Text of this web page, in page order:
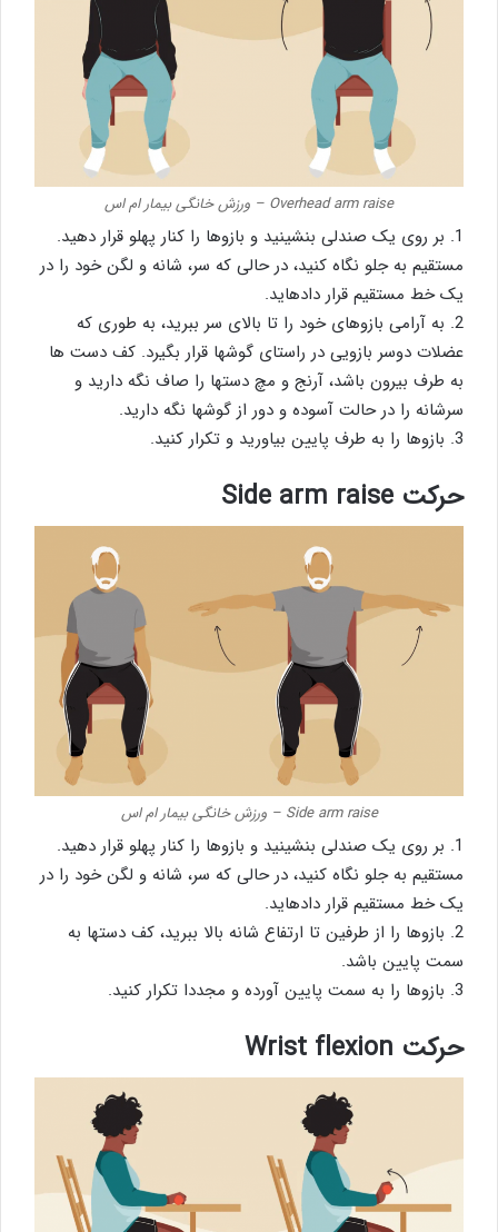
Overhead arm raise – ورزش خانگی بیمار ام اس
1. بر روی یک صندلی بنشینید و بازوها را کنار پهلو قرار دهید.
مستقیم به جلو نگاه کنید، در حالی که سر، شانه و لگن خود را در
یک خط مستقیم قرار دادهاید.
2. به آرامی بازوهای خود را تا بالای سر ببرید، به طوری که
عضلات دوسر بازویی در راستای گوشها قرار بگیرد. کف دست ها
به طرف بیرون باشد، آرنج و مچ دستها را صاف نگه دارید و
سرشانه را در حالت آسوده و دور از گوشها نگه دارید.
3. بازوها را به طرف پایین بیاورید و تکرار کنید.
حرکت Side arm raise
Side arm raise – ورزش خانگی بیمار ام اس
1. بر روی یک صندلی بنشینید و بازوها را کنار پهلو قرار دهید.
مستقیم به جلو نگاه کنید، در حالی که سر، شانه و لگن خود را در
یک خط مستقیم قرار دادهاید.
2. بازوها را از طرفین تا ارتفاع شانه بالا ببرید، کف دستها به
سمت پایین باشد.
3. بازوها را به سمت پایین آورده و مجددا تکرار کنید.
حرکت Wrist flexion